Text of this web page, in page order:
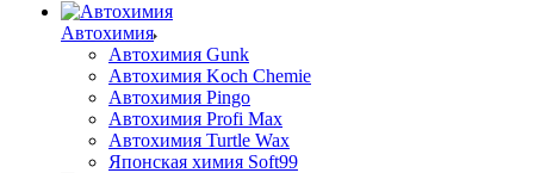
Автохимия
Автохимия Gunk
Автохимия Koch Chemie
Автохимия Pingo
Автохимия Profi Max
Автохимия Turtle Wax
Японская химия Soft99